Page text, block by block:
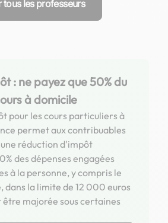
tous les professeurs
: ne payez que 50% du
à domicile
pour les cours particuliers à
permet aux contribuables
réduction d'impôt
des dépenses engagées
à la personne, y compris le
dans la limite de 12 000 euros
être majorée sous certaines